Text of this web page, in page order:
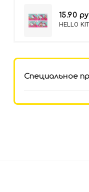
15.90
HELLO
Специальное